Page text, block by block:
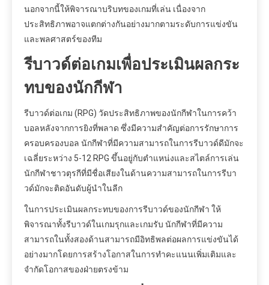
นอกจากนี้ให้พิจารณาบริบทของเกมที่เล่น เนื่องจาก
ประสิทธิภาพอาจแตกต่างกันอย่างมากตามระดับการแข่งขัน
และพลศาสตร์ของทีม
รีบาวด์ต่อเกมเพื่อประเมินผลกระ
ทบของนักกีฬา
รีบาวด์ต่อเกม (RPG) วัดประสิทธิภาพของนักกีฬาในการคว้า
บอลหลังจากการยิงที่พลาด ซึ่งมีความสำคัญต่อการรักษาการ
ครอบครองบอล นักกีฬาที่มีความสามารถในการรีบาวด์ดีมักจะ
เฉลี่ยระหว่าง 5-12 RPG ขึ้นอยู่กับตำแหน่งและสไตล์การเล่น
นักกีฬาชาวตุรกีที่มีชื่อเสียงในด้านความสามารถในการรีบา
วด์มักจะติดอันดับผู้นำในลีก
ในการประเมินผลกระทบของการรีบาวด์ของนักกีฬา ให้
พิจารณาทั้งรีบาวด์ในเกมรุกและเกมรับ นักกีฬาที่มีความ
สามารถในทั้งสองด้านสามารถมีอิทธิพลต่อผลการแข่งขันได้
อย่างมากโดยการสร้างโอกาสในการทำคะแนนเพิ่มเติมและ
จำกัดโอกาสของฝ่ายตรงข้าม